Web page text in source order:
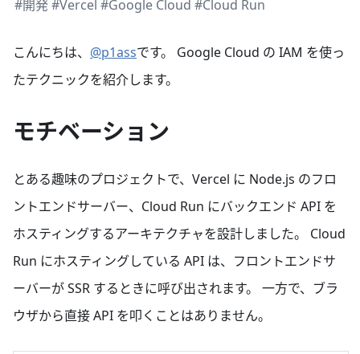
#開発#Vercel #Google Cloud #Cloud Run
こんにちは、 @p1assです。 Google Cloud の IAM を使っ
たテクニックを紹介します。
モチベーション
とある趣味のプロジェクトで、Vercel に Node.js のフロ
ントエンドサーバー、Cloud Run にバックエンド API を
ホスティングするアーキテクチャを設計しました。 Cloud
Run にホスティングしている API は、フロントエンドサ
ーバーが SSR するときに呼び出されます。 一方で、ブラ
ウザから直接 API を叩くことはありません。